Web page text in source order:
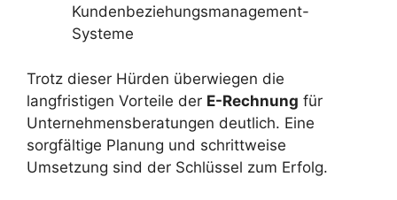
Kundenbeziehungsmanagement-
Systeme
Trotz dieser Hürden überwiegen die
langfristigen Vorteile der E-Rechnung für
Unternehmensberatungen deutlich. Eine
sorgfältige Planung und schrittweise
Umsetzung sind der Schlüssel zum Erfolg.